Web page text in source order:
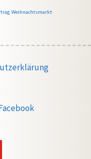
Weihnachtsmarkt